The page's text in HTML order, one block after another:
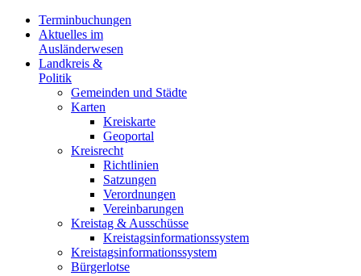
Terminbuchungen
Aktuelles im
Ausländerwesen
Landkreis &
Politik
Gemeinden und Städte
Karten
Kreiskarte
Geoportal
Kreisrecht
Richtlinien
Satzungen
Verordnungen
Vereinbarungen
Kreistag & Ausschüsse
Kreistagsinformationssystem
Kreistagsinformationssystem
Bürgerlotse